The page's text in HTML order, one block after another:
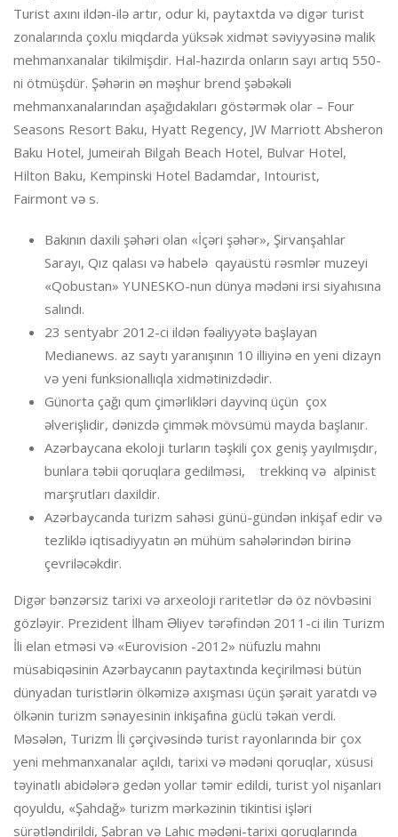
Turist axını ildən-ilə artır, odur ki, paytaxtda və digər turist
zonalarında çoxlu miqdarda yüksək xidmət səviyyəsinə malik
mehmanxanalar tikilmişdir. Hal-hazırda onların sayı artıq 550-
ni ötmüşdür. Şəhərin ən məşhur brend şəbəkəli
mehmanxanalarından aşağıdakıları göstərmək olar – Four
Seasons Resort Baku, Hyatt Regency, JW Marriott Absheron
Baku Hotel, Jumeirah Bilgah Beach Hotel, Bulvar Hotel,
Hilton Baku, Kempinski Hotel Badamdar, Intourist,
Fairmont və s.
Bakının daxili şəhəri olan «İçəri şəhər», Şirvanşahlar
Sarayı, Qız qalası və habelə qayaüstü rəsmlər muzeyi
«Qobustan» YUNESKO-nun dünya mədəni irsi siyahısına
salındı.
23 sentyabr 2012-ci ildən fəaliyyətə başlayan
Medianews. az saytı yaranışının 10 illiyinə en yeni dizayn
və yeni funksionallıqla xidmətinizdədir.
Günorta çağı qum çimərlikləri dayvinq üçün çox
əlverişlidir, dənizdə çimmək mövsümü mayda başlanır.
Azərbaycana ekoloji turların təşkili çox geniş yayılmışdır,
bunlara təbii qoruqlara gedilməsi, trekkinq və alpinist
marşrutları daxildir.
Azərbaycanda turizm sahəsi günü-gündən inkişaf edir və
tezliklə iqtisadiyyatın ən mühüm sahələrindən birinə
çevriləcəkdir.
Digər bənzərsiz tarixi və arxeoloji raritetlər də öz növbəsini
gözləyir. Prezident İlham Əliyev tərəfindən 2011-ci ilin Turizm
İli elan etməsi və «Eurovision -2012» nüfuzlu mahnı
müsabiqəsinin Azərbaycanın paytaxtında keçirilməsi bütün
dünyadan turistlərin ölkəmizə axışması üçün şərait yaratdı və
ölkənin turizm sənayesinin inkişafına güclü təkan verdi.
Məsələn, Turizm İli çərçivəsində turist rayonlarında bir çox
yeni mehmanxanalar açıldı, tarixi və mədəni qoruqlar, xüsusi
təyinatlı abidələrə gedən yollar təmir edildi, turist yol nişanları
qoyuldu, «Şahdağ» turizm mərkəzinin tikintisi işləri
sürətləndirildi, Şabran və Lahıc mədəni-tarixi qoruqlarında